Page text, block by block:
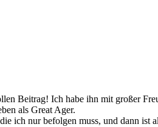
Beitrag! Ich habe ihn mit großer
als Great Ager.
ich nur befolgen muss, und dann